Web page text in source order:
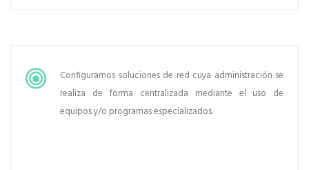
Configuramos soluciones de red cuya administración se
realiza de forma centralizada mediante el uso de
equipos y/o programas especializados.